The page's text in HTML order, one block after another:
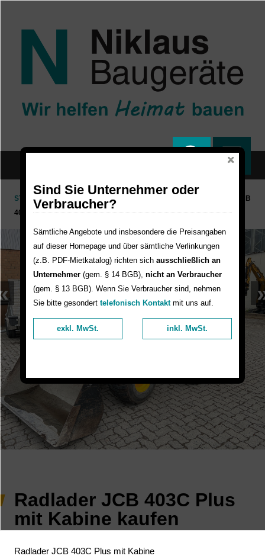
STARTSEITE GEBRAUCHTMARKT
RADLADER JCB
403C PLUS MIT KABINE
Radlader JCB 403C Plus
mit Kabine kaufen
Radlader JCB 403C Plus mit Kabine
Sind Sie Unternehmer oder
Verbraucher?
Sämtliche Angebote und insbesondere die Preisangaben
auf dieser Homepage und über sämtliche Verlinkungen
(z.B. PDF-Mietkatalog) richten sich ausschließlich an
Unternehmer (gem. § 14 BGB), nicht an Verbraucher
(gem. § 13 BGB). Wenn Sie Verbraucher sind, nehmen
Sie bitte gesondert telefonisch Kontaktmit uns auf.
exkl. MwSt. inkl. MwSt.